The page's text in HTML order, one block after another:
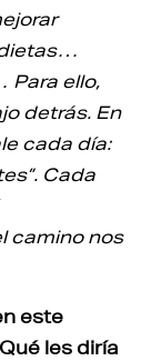
Para ello,
detrás. En
cada día:
Cada
camino nos
este
les diría